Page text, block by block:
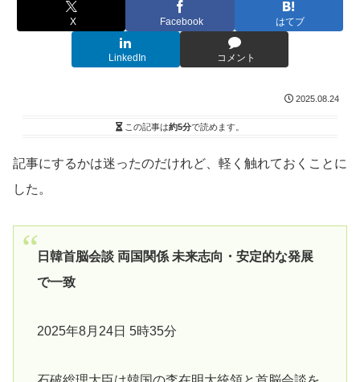
X Facebook はてブ
LinkedIn コメント
2025.08.24
この記事は約5分で読めます。
記事にするかは迷ったのだけれど、軽く触れておくことに
した。
日韓首脳会談 両国関係 未来志向・安定的な発展
で一致
2025年8月24日 5時35分